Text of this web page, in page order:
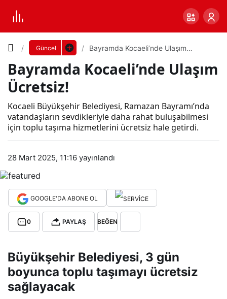
Güncel
Bayramda Kocaeli’nde Ulaşım
Bayramda Kocaeli’nde Ulaşım
Ücretsiz!
Kocaeli Büyükşehir Belediyesi, Ramazan Bayramı’nda
vatandaşların sevdikleriyle daha rahat buluşabilmesi
için toplu taşıma hizmetlerini ücretsiz hale getirdi.
28 Mart 2025, 11:16 yayınlandı
GOOGLE'DA ABONE OL
0 PAYLAŞ BEĞEN
Büyükşehir Belediyesi, 3 gün
boyunca toplu taşımayı ücretsiz
sağlayacak
Bay
ram
da
Koc
aeli’
Ulaş
Yazı
Boyutunu
Küçük 100% Dev
Varsayılana
dön
PAYLAŞ